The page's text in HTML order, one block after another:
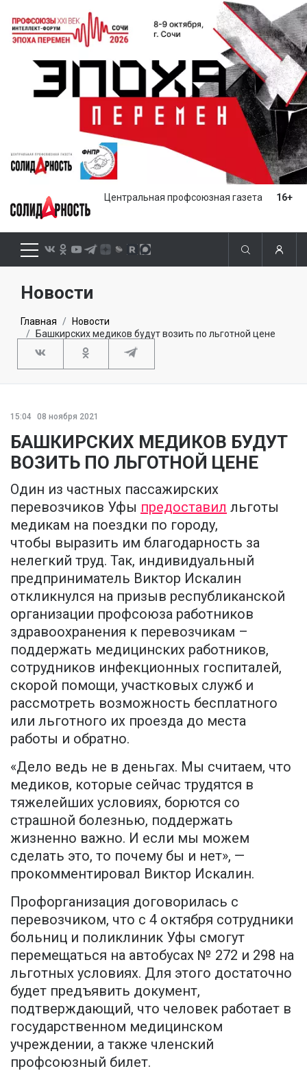
Центральная профсоюзная газета 16+
Новости
Главная
Новости
Башкирских медиков будут возить по льготной цене
15:04 08 ноября 2021
БАШКИРСКИХ МЕДИКОВ БУДУТ
ВОЗИТЬ ПО ЛЬГОТНОЙ ЦЕНЕ
Один из частных пассажирских
перевозчиков Уфы предоставил льготы
медикам на поездки по городу,
чтобы выразить им благодарность за
нелегкий труд. Так, индивидуальный
предприниматель Виктор Искалин
откликнулся на призыв республиканской
организации профсоюза работников
здравоохранения к перевозчикам –
поддержать медицинских работников,
сотрудников инфекционных госпиталей,
скорой помощи, участковых служб и
рассмотреть возможность бесплатного
или льготного их проезда до места
работы и обратно.
«Дело ведь не в деньгах. Мы считаем, что
медиков, которые сейчас трудятся в
тяжелейших условиях, борются со
страшной болезнью, поддержать
жизненно важно. И если мы можем
сделать это, то почему бы и нет», —
прокомментировал Виктор Искалин.
Профорганизация договорилась с
перевозчиком, что с 4 октября сотрудники
больниц и поликлиник Уфы смогут
перемещаться на автобусах № 272 и 298 на
льготных условиях. Для этого достаточно
будет предъявить документ,
подтверждающий, что человек работает в
государственном медицинском
учреждении, а также членский
профсоюзный билет.